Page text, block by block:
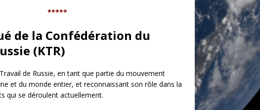
*****
de la Confédération du
(KTR)
de Russie, en tant que partie du mouvement
et du monde entier, et reconnaissant son rôle dans la
qui se déroulent actuellement.